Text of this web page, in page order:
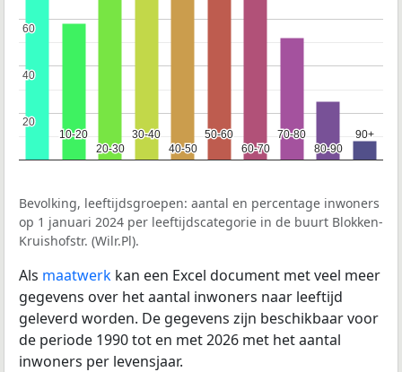
10-20
10-20
20-30
20-30
30-40
30-40
40-50
40-50
50-60
50-60
60-70
60-70
70-80
70-80
80-90
80-90
90+
90+
20
20
40
40
60
60
Bevolking, leeftijdsgroepen: aantal en percentage inwoners
op 1 januari 2024 per leeftijdscategorie in de buurt Blokken-
Kruishofstr. (Wilr.Pl).
Als maatwerk kan een Excel document met veel meer
gegevens over het aantal inwoners naar leeftijd
geleverd worden. De gegevens zijn beschikbaar voor
de periode 1990 tot en met 2026 met het aantal
inwoners per levensjaar.